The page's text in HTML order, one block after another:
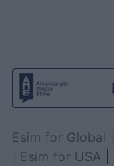
Esim for Global
Esim for USA